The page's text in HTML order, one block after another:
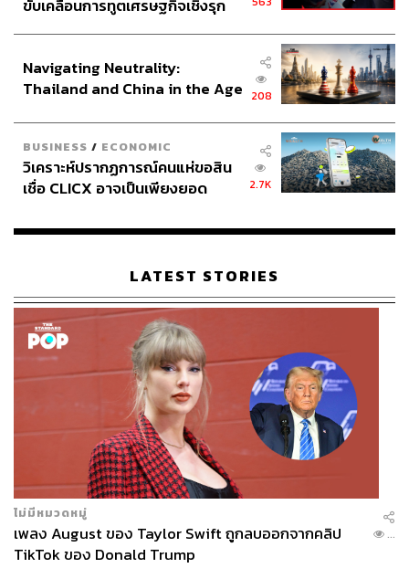
ขับเคลื่อนการทูตเศรษฐกิจเชิงรุก
Navigating Neutrality:
Thailand and China in the Age
208
BUSINESS / ECONOMIC
วิเคราะห์ปรากฏการณ์คนแห่ขอสิน
เชื่อ CLICX อาจเป็นเพียงยอด
เรือนไทยที่ถูกซุกไว้
2.7K
LATEST STORIES
ไม่มีหมวดหมู่
เพลง August ของ Taylor Swift ถูกลบออกจากคลิป
TikTok ของ Donald Trump
...